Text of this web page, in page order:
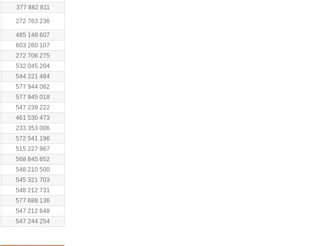
377 882 811
272 763 236
485 148 607
603 260 107
272 706 275
532 045 204
544 221 484
577 944 062
577 945 018
547 239 222
461 530 473
233 353 006
572 541 196
515 227 967
568 845 652
548 210 500
545 321 703
548 212 731
577 688 136
547 212 648
547 244 254